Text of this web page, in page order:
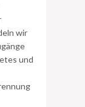
wir
und